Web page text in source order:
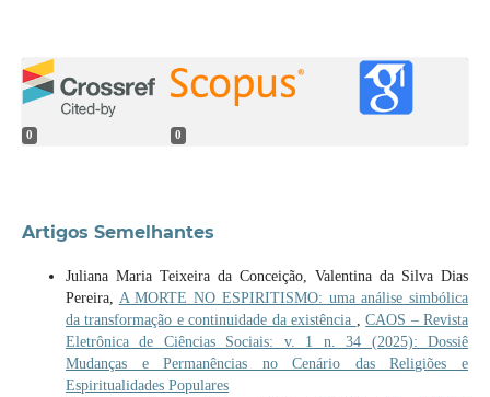
0 0
Artigos Semelhantes
Juliana Maria Teixeira da Conceição, Valentina da Silva Dias
Pereira, A MORTE NO ESPIRITISMO: uma análise simbólica
da transformação e continuidade da existência
,CAOS – Revista
Eletrônica de Ciências Sociais: v. 1 n. 34 (2025): Dossiê
Mudanças e Permanências no Cenário das Religiões e
Espiritualidades Populares